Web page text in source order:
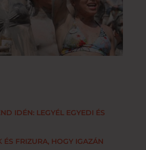
IDÉN: LEGYÉL EGYEDI ÉS
ÉS FRIZURA, HOGY IGAZÁN